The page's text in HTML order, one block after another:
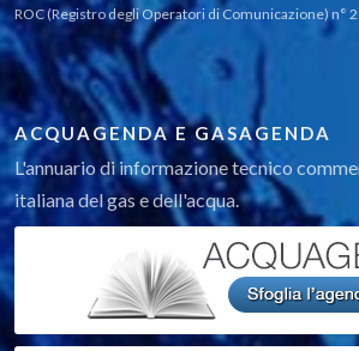
ROC (Registro degli Operatori di Comunicazione) n°
ACQUAGENDA E GASAGENDA
L'annuario di informazione tecnico
italiana del gas e dell'acqua.